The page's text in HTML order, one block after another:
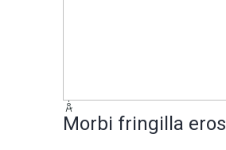
Morbi fringilla eros